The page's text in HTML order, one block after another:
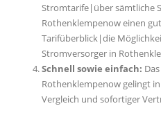
Stromtarife|über sämtliche
Rothenklempenow einen
Tarifüberblick|die
Stromversorger in
Schnell sowie einfach:
Rothenklempenow gelingt
Vergleich und sofortiger